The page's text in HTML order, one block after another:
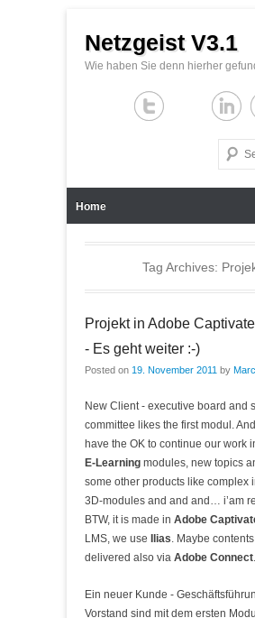
Netzgeist V3.1
Wie haben Sie denn hierher
Search
Home
Tag Archives:
Projekt in Adobe
- Es geht weiter :-)
Posted on 19. November 2011 by Marc
New Client - executive board and
committee likes the first modul.
have the OK to continue our work
E-Learning modules, new topics
some other products like complex
3D-modules and and and… i’am
BTW, it is made in Adobe
LMS, we use
Ilias. Maybe
delivered also via Adobe Connect.
Ein neuer Kunde -
Vorstand sind mit dem ersten